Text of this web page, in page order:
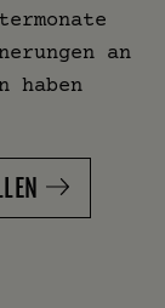
an
haben